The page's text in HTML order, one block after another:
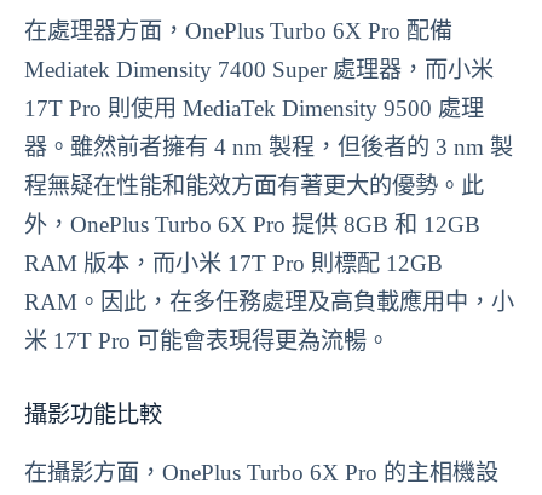
在處理器方面，OnePlus Turbo 6X Pro 配備
Mediatek Dimensity 7400 Super 處理器，而小米
17T Pro 則使用 MediaTek Dimensity 9500 處理
器。雖然前者擁有 4 nm 製程，但後者的 3 nm 製
程無疑在性能和能效方面有著更大的優勢。此
外，OnePlus Turbo 6X Pro 提供 8GB 和 12GB
RAM 版本，而小米 17T Pro 則標配 12GB
RAM。因此，在多任務處理及高負載應用中，小
米 17T Pro 可能會表現得更為流暢。
攝影功能比較
在攝影方面，OnePlus Turbo 6X Pro 的主相機設